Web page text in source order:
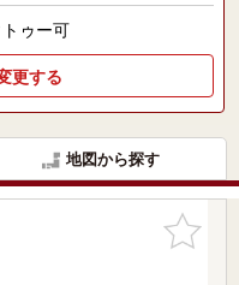
ゥー可
更する
地図から探す
お気に入
りに追加